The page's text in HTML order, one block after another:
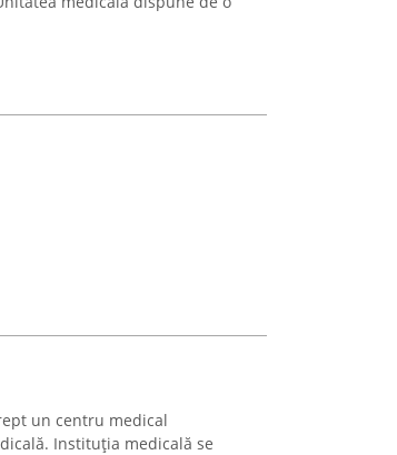
un centru medical
Instituția medicală se